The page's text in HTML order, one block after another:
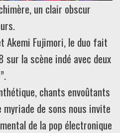
un clair obscur
Akemi Fujimori, le duo fait
sur la scène indé avec deux
chants envoûtants
de sons nous invite
de la pop électronique